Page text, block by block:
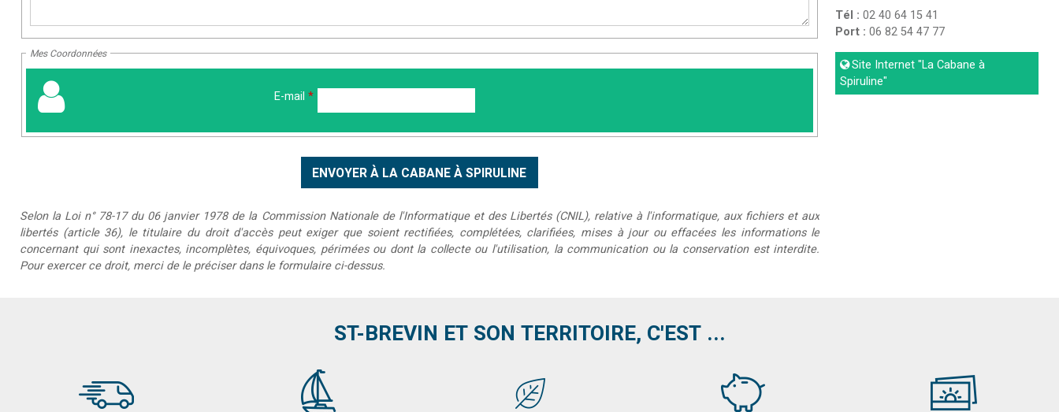
Mes Coordonnées
E-mail *
Selon la Loi n° 78-17 du 06 janvier 1978 de la Commission Nationale de l'Informatique et des Libertés (CNIL), relative à l'informatique, aux fichiers et aux
libertés (article 36), le titulaire du droit d'accès peut exiger que soient rectifiées, complétées, clarifiées, mises à jour ou effacées les informations le
concernant qui sont inexactes, incomplètes, équivoques, périmées ou dont la collecte ou l'utilisation, la communication ou la conservation est interdite.
Pour exercer ce droit, merci de le préciser dans le formulaire ci-dessus.
Tél :02 40 64 15 41
Port :06 82 54 47 77
Site Internet"La Cabane à
Spiruline"
ST-BREVIN ET SON TERRITOIRE, C'EST ...